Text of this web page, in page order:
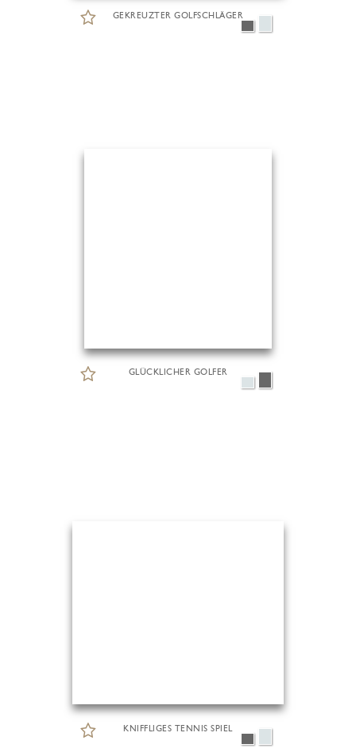
GEKREUZTER GOLFSCHLÄGER
GLÜCKLICHER GOLFER
KNIFFLIGES TENNIS SPIEL